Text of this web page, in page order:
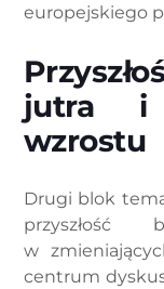
europejskiego
jutra i
wzrostu
Drugi blok
przyszłość
w
centrum